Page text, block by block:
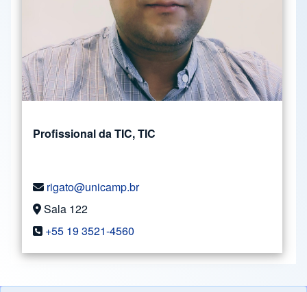
Profissional da TIC, TIC
rigato@unicamp.br
Sala 122
+55 19 3521-4560